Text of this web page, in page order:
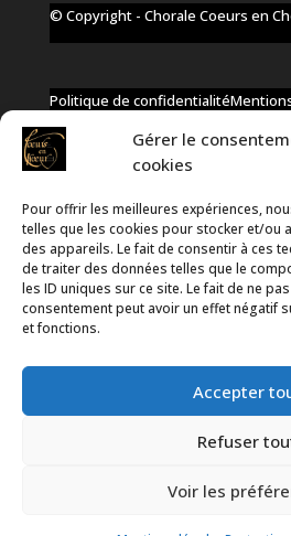
Gérer le
cookies
Pour offrir les meilleures expériences,
telles que les cookies pour stocker et/ou
des appareils. Le fait de consentir à ces
de traiter des données telles que le
les ID uniques sur ce site. Le fait de ne
consentement peut avoir un effet négatif
et fonctions.
Accepter
Refuser
Voir les
© Copyright - Chorale Coeurs en
Politique de confidentialité
✆ +32 477 91 58 46
✉ infos@coeurs-en-choeur.be
Toute proposition de partenariat